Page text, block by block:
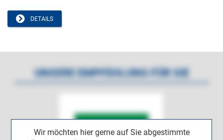
DETAILS
Wir möchten hier gerne auf Sie abgestimmte
UNSERE EMPFEHLUNG FÜR SIE